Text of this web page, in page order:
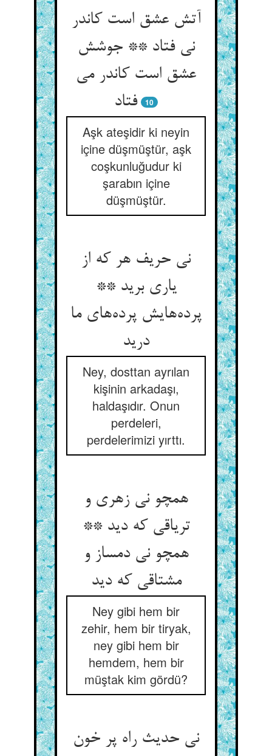
آتش عشق است کاندر
نی فتاد ** جوشش
عشق است کاندر می
‌‌فتاد
10
Aşk ateşidir ki neyin
içine düşmüştür, aşk
coşkunluğudur ki
şarabın içine
düşmüştür.
نی حریف هر که از
یاری برید **
پرده‌‌هایش پرده‌‌های ما
درید
Ney, dosttan ayrılan
kişinin arkadaşı,
haldaşıdır. Onun
perdeleri,
perdelerimizi yırttı.
همچو نی زهری و
تریاقی که دید **
همچو نی دمساز و
مشتاقی که دید
Ney gibi hem bir
zehir, hem bir tiryak,
ney gibi hem bir
hemdem, hem bir
müştak kim gördü?
نی حدیث راه پر خون